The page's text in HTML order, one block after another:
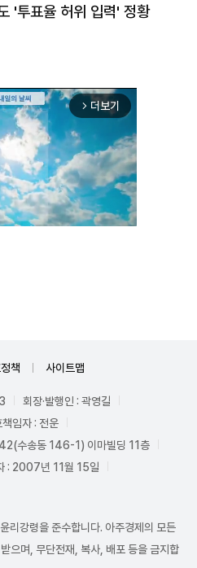
'투표율 허위 입력' 정황
arrow_forward_ios 더보기
책 사이트맵
회장·발행인 : 곽영길
임자 : 전운
수송동 146-1) 이마빌딩 11층
: 2007년 11월 15일
리강령을 준수합니다. 아주경제의 모든
으며, 무단전재, 복사, 배포 등을 금지합